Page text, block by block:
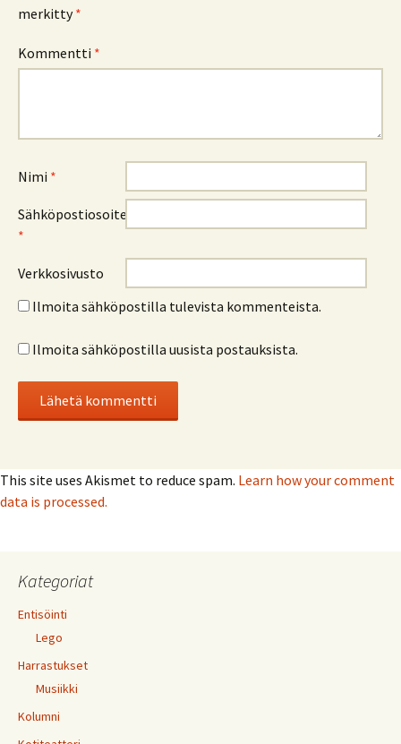
merkitty*
Kommentti *
Nimi *
Sähköpostiosoite
*
Verkkosivusto
Ilmoita sähköpostilla tulevista kommenteista.
Ilmoita sähköpostilla uusista postauksista.
This site uses Akismet to reduce spam. Learn how your comment
data is processed.
Kategoriat
Entisöinti
Lego
Harrastukset
Musiikki
Kolumni